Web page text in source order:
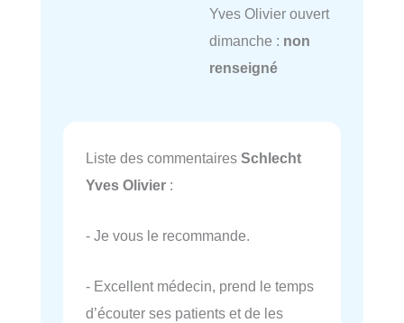
Yves Olivier ouvert
dimanche : non
renseigné
Liste des commentaires Schlecht
Yves Olivier :
- Je vous le recommande.
- Excellent médecin, prend le temps
d’écouter ses patients et de les